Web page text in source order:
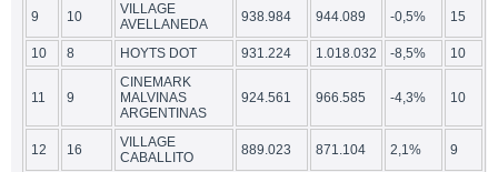
9 10
VILLAGE
AVELLANEDA
938.984 944.089 -0,5% 15
10 8 HOYTS DOT 931.224 1.018.032 -8,5% 10
11 9
CINEMARK
MALVINAS
ARGENTINAS
924.561 966.585 -4,3% 10
12 16
VILLAGE
CABALLITO
889.023 871.104 2,1% 9